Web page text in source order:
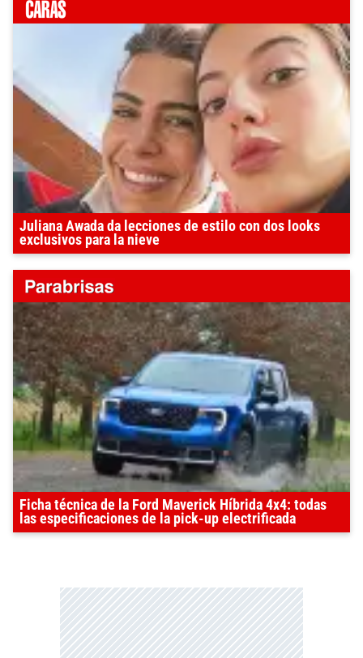
Juliana Awada da lecciones de estilo con dos looks
exclusivos para la nieve
Ficha técnica de la Ford Maverick Híbrida 4x4: todas
las especificaciones de la pick-up electrificada